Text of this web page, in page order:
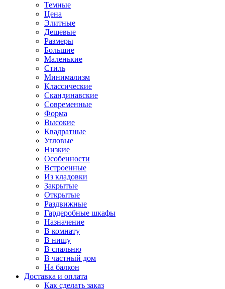
Темные
Цена
Элитные
Дешевые
Размеры
Большие
Маленькие
Стиль
Минимализм
Классические
Скандинавские
Современные
Форма
Высокие
Квадратные
Угловые
Низкие
Особенности
Встроенные
Из кладовки
Закрытые
Открытые
Раздвижные
Гардеробные шкафы
Назначение
В комнату
В нишу
В спальню
В частный дом
На балкон
Доставка и оплата
Как сделать заказ